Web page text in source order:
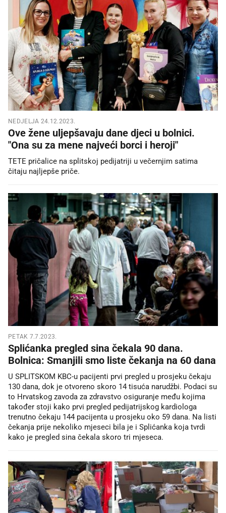
NEDJELJA 24.12.2023.
Ove žene uljepšavaju dane djeci u bolnici.
"Ona su za mene najveći borci i heroji"
TETE pričalice na splitskoj pedijatriji u večernjim satima
čitaju najljepše priče.
PETAK 7.7.2023.
Splićanka pregled sina čekala 90 dana.
Bolnica: Smanjili smo liste čekanja na 60 dana
U SPLITSKOM KBC-u pacijenti prvi pregled u prosjeku čekaju
130 dana, dok je otvoreno skoro 14 tisuća narudžbi. Podaci su
to Hrvatskog zavoda za zdravstvo osiguranje među kojima
također stoji kako prvi pregled pedijatrijskog kardiologa
trenutno čekaju 144 pacijenta u prosjeku oko 59 dana. Na listi
čekanja prije nekoliko mjeseci bila je i Splićanka koja tvrdi
kako je pregled sina čekala skoro tri mjeseca.